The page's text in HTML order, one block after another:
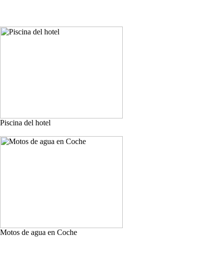
Piscina del hotel
Motos de agua en Coche